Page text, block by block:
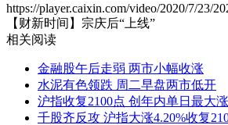
https://player.caixin.com/video/2020/7/23/
【财新时间】宗庆后“上线”
相关阅读
金融股午后走弱 两市小幅收涨
水泥有色领跌 周二早盘两市低开
沪指收复2100点 创年内单日最大
千股齐反攻 沪指大涨4.20%收复